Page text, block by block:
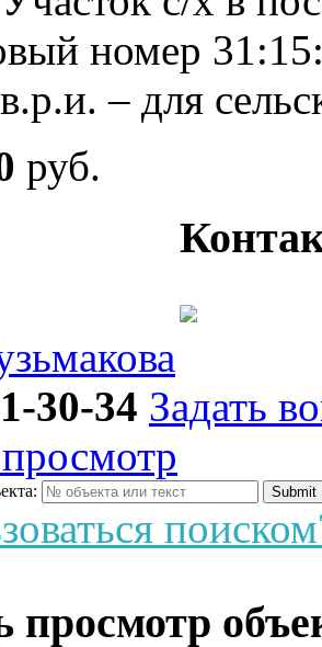
номер
– для
руб.
30-34 Задать
просмотр
вопросы?
пишите мы